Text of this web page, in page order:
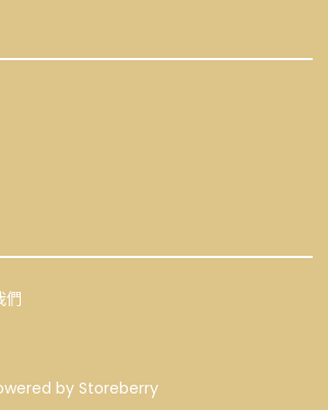
們
by Storeberry